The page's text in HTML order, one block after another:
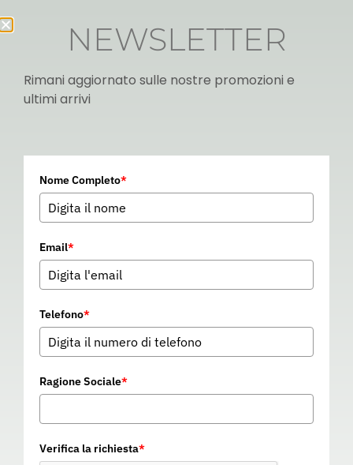
NEWSLETTER
Rimani aggiornato sulle nostre promozioni e
ultimi arrivi
Nome Completo*
Email*
Telefono*
Ragione Sociale*
Verifica la richiesta*